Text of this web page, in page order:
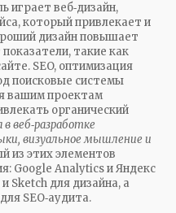
играет веб‑дизайн,
который привлекает и
дизайн повышает
такие как
SEO, оптимизация
поисковые системы
вашим проектам
органический
в веб‑разработке
визуальное мышление и
из этих элементов
Google Analytics и Яндекс
Sketch для дизайна, а
SEO‑аудита.